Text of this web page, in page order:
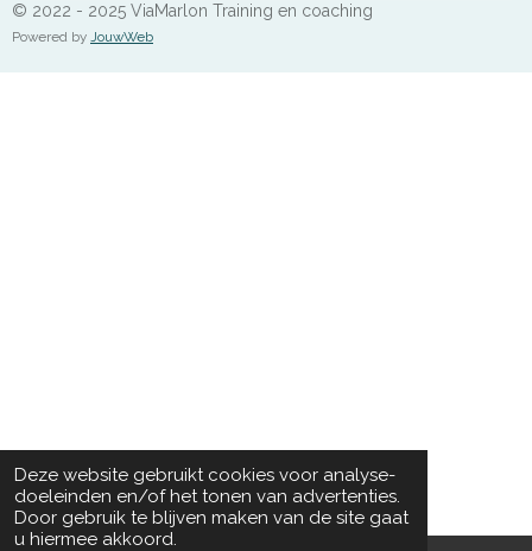
Deze website gebruikt cookies voor analyse-
doeleinden en/of het tonen van advertenties.
Door gebruik te blijven maken van de site gaat
u hiermee akkoord.
© 2022 - 2025 ViaMarlon Training en coaching
Powered by JouwWeb